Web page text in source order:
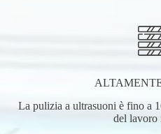
La pulizia a ultrasuoni è fino a
del lavoro